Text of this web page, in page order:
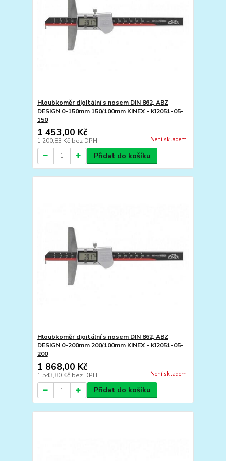
Hloubkoměr digitální s nosem DIN 862, ABZ
DESIGN 0-150mm 150/100mm KINEX - KI2051-05-
150
1 453,00 Kč
1 200,83 Kč bez DPH Není skladem
Přidat do košíku
Hloubkoměr digitální s nosem DIN 862, ABZ
DESIGN 0-200mm 200/100mm KINEX - KI2051-05-
200
1 868,00 Kč
1 543,80 Kč bez DPH Není skladem
Přidat do košíku